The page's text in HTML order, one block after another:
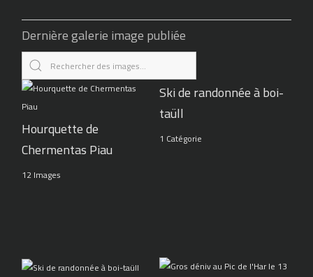
Dernière galerie image publiée
Hourquette de
Chermentas Piau
12 Images
Ski de randonnée à boi-
taüll
1 Catégorie